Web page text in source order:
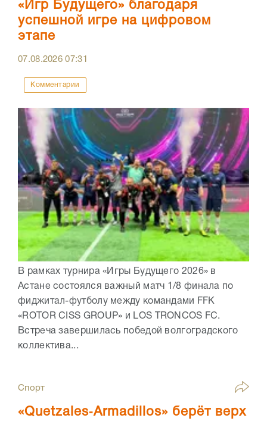
«Игр Будущего» благодаря
успешной игре на цифровом
этапе
07.08.202607:31
Комментарии
В рамках турнира «Игры Будущего 2026» в
Астане состоялся важный матч 1/8 финала по
фиджитал-футболу между командами FFK
«ROTOR CISS GROUP» и LOS TRONCOS FC.
Встреча завершилась победой волгоградского
коллектива...
Спорт
«Quetzales‑Armadillos» берёт верх